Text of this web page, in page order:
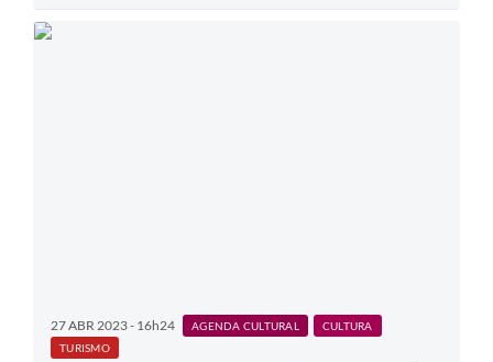
27 ABR 2023 - 16h24 AGENDA CULTURAL
CULTURA
TURISMO